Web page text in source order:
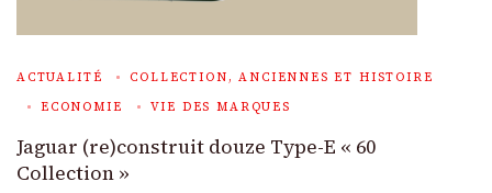
ACTUALITÉ
COLLECTION, ANCIENNES ET HISTOIRE
ECONOMIE
VIE DES MARQUES
Jaguar (re)construit douze Type-E « 60
Collection »